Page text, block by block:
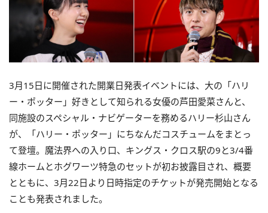
3月15日に開催された開業日発表イベントには、大の「ハリ
ー・ポッター」好きとして知られる女優の芦田愛菜さんと、
同施設のスペシャル・ナビゲーターを務めるハリー杉山さん
が、「ハリー・ポッター」にちなんだコスチュームをまとっ
て登壇。魔法界への入り口、キングス・クロス駅の9と3/4番
線ホームとホグワーツ特急のセットが初お披露目され、概要
とともに、3月22日より日時指定のチケットが発売開始となる
ことも発表されました。